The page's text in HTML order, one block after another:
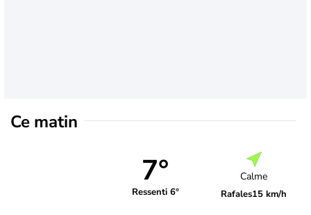
Ce matin
7°
Ressenti 6°
Calme
Rafales15 km/h